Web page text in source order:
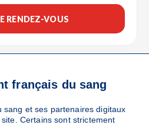
RENDEZ-VOUS
Sang
19h
français du sang
sang et ses partenaires digitaux
Certains sont strictement